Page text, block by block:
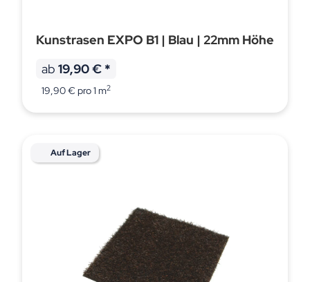
Kunstrasen EXPO B1 | Blau | 22mm Höhe
ab 19,90 € *
19,90 € pro 1 m2
Auf Lager